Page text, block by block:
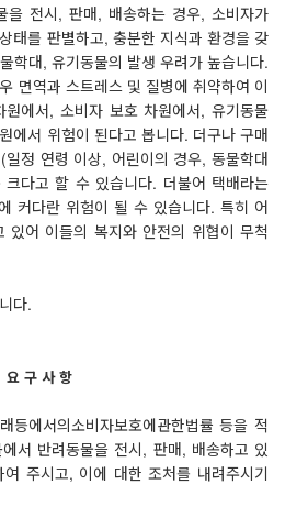
을 전시, 판매, 배송하는 경우, 소비자가
태를 판별하고, 충분한 지식과 환경을 갖
학대, 유기동물의 발생 우려가 높습니다.
면역과 스트레스 및 질병에 취약하여 이
에서, 소비자 보호 차원에서, 유기동물
에서 위험이 된다고 봅니다. 더구나 구매
정 연령 이상, 어린이의 경우, 동물학대
다고 할 수 있습니다. 더불어 택배라는
커다란 위험이 될 수 있습니다. 특히 어
있어 이들의 복지와 안전의 위협이 무척
다.
요 구 사 항
등에서의소비자보호에관한법률 등을 적
서 반려동물을 전시, 판매, 배송하고 있
주시고, 이에 대한 조처를 내려주시기